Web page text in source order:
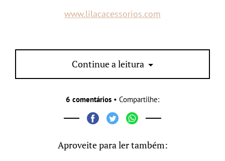
www.lilacacessorios.com
qual acessórios vocês gostaram mais?
Continue a leitura
6 comentários • Compartilhe:
Aproveite para ler também: